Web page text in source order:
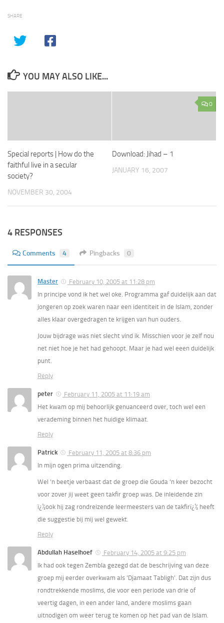
SHARE
YOU MAY ALSO LIKE...
Special reports | How do the
faithful live in a secular
society?
NOVEMBER 30, 2004
0
Download: Jihad – 1
JANUARY 16, 2007
4 RESPONSES
Comments 4 Pingbacks 0
Master
February 10, 2005 at 11:28 pm
In principe vond ik het wel oke. Programma gaf duidelijk aan dat
jongeren op zoek waren naar een identiteit in de Islam, zonder
alles klaar overgedragen te krijgen van hun ouders.
Jouw bijdrage was niet slecht vind ik. Misschien voor je zelf nou
net niet hoe je het had gehoopt. Maar je had wel eeen duidelijk
punt.
Reply
peter
February 11, 2005 at 11:19 am
Het kwam op mij behoorlijk genuanceerd over, toch wel een
verademing binnen het huidige klimaat.
Reply
Patrick
February 11, 2005 at 8:36 pm
In mijn ogen prima uitzending.
Wel ‘n beetje verbaast dat de groep die Gouda ‘n keer bezocht
voor zover jij weet geen takfir groep was. De inleidende zin
ï¿½ook hij zag rondreizende leermeesters van de takfirï¿½ heeft
die suggestie bij mij wel gewekt.
Reply
Abdullah Haselhoef
February 14, 2005 at 9:25 pm
Ik had ook tegen Zembla gezegd dat de beschrijving van deze
groep mij eerder overkwam als ‘Djamaat Tabligh’. Dat zijn dus
rondtrekkende moslims, die voor een periode van drie of
veertig dagen, in een ander land, andere moslims gaan
uitnodigen om weer terug te komen op het pad van de Islam.